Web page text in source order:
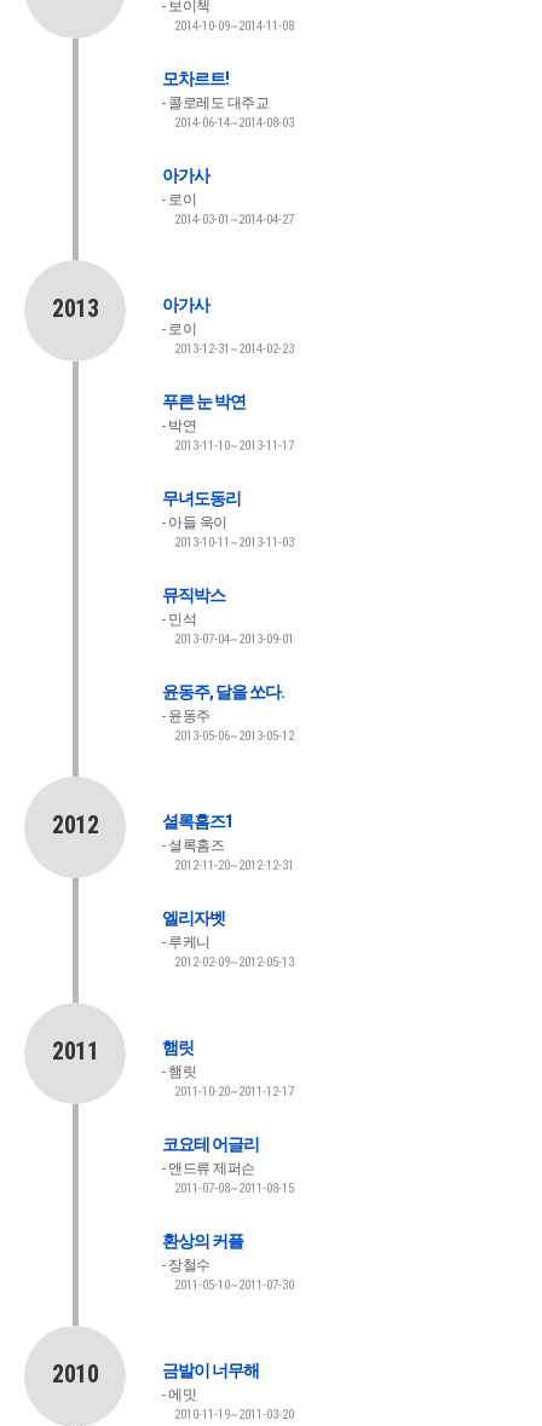
보이첵
2014-10-09~2014-11-08
모차르트!
콜로레도 대주교
2014-06-14~2014-08-03
아가사
로이
2014-03-01~2014-04-27
2013 아가사
로이
2013-12-31~2014-02-23
푸른 눈 박연
박연
2013-11-10~2013-11-17
무녀도동리
아들 욱이
2013-10-11~2013-11-03
뮤직박스
민석
2013-07-04~2013-09-01
윤동주, 달을 쏘다.
윤동주
2013-05-06~2013-05-12
2012 셜록홈즈1
셜록홈즈
2012-11-20~2012-12-31
엘리자벳
루케니
2012-02-09~2012-05-13
2011 햄릿
햄릿
2011-10-20~2011-12-17
코요테 어글리
앤드류 제퍼슨
2011-07-08~2011-08-15
환상의 커플
장철수
2011-05-10~2011-07-30
2010 금발이 너무해
에밋
2010-11-19~2011-03-20